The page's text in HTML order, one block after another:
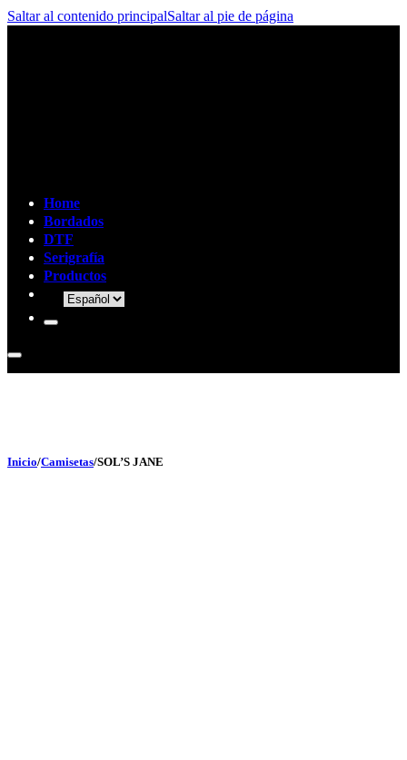
Saltar al contenido principalSaltar al pie de página
Home
Bordados
DTF
Serigrafía
Productos
Inicio/Camisetas/SOL’S JANE